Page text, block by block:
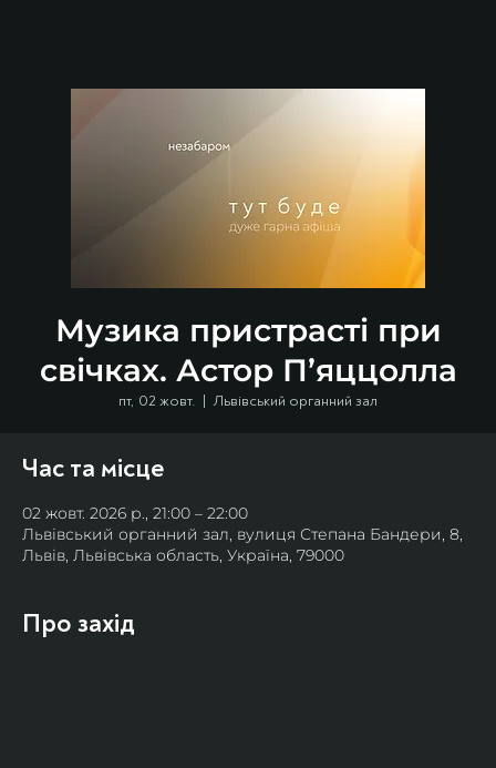
Музика пристрасті при
свічках. Астор П’яццолла
пт, 02 жовт.
  |
Львівський органний зал
Час та місце
02 жовт. 2026 р., 21:00 – 22:00
Львівський органний зал, вулиця Степана Бандери, 8,
Львів, Львівська область, Україна, 79000
Про захід